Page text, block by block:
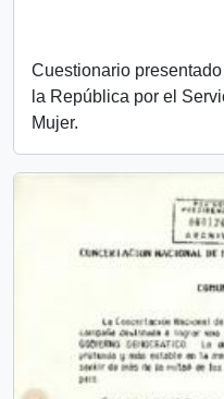
Cuestionario
la República por el
Mujer.